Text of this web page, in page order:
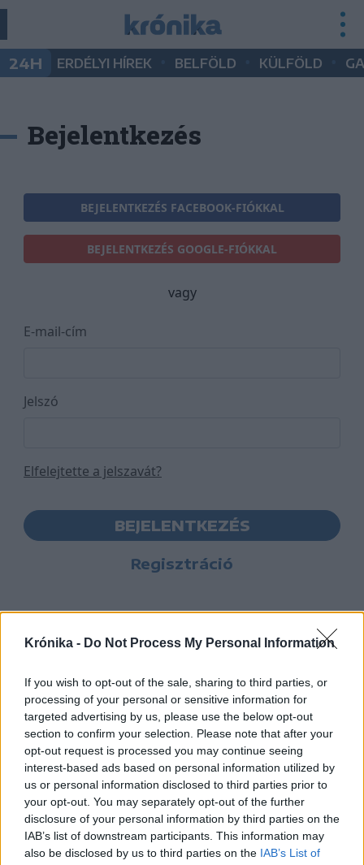
Krónika - Do Not Process My Personal Information
If you wish to opt-out of the sale, sharing to third parties, or
processing of your personal or sensitive information for
targeted advertising by us, please use the below opt-out
section to confirm your selection. Please note that after your
opt-out request is processed you may continue seeing
interest-based ads based on personal information utilized by
us or personal information disclosed to third parties prior to
your opt-out. You may separately opt-out of the further
disclosure of your personal information by third parties on the
IAB’s list of downstream participants. This information may
also be disclosed by us to third parties on the IAB’s List of
24H ERDÉLYI HÍREK BELFÖLD KÜLFÖLD
Bejelentkezés
BEJELENTKEZÉS FACEBOOK-FIÓKKAL
BEJELENTKEZÉS GOOGLE-FIÓKKAL
vagy
E-mail-cím
Jelszó
Elfelejtette a jelszavát?
BEJELENTKEZÉS
Regisztráció
Hasznos
Impresszum
Szerzői jogok
Adatvédelmi tájékoztató